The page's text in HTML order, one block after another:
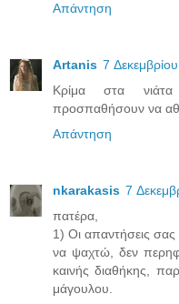
Απάντηση
Artanis 7
Κρίμα στα
προσπαθήσουν να
Απάντηση
nkarakasis 7
πατέρα,
1) Οι απαντήσεις σας
να ψαχτώ, δεν
καινής διαθήκης,
μάγουλου.